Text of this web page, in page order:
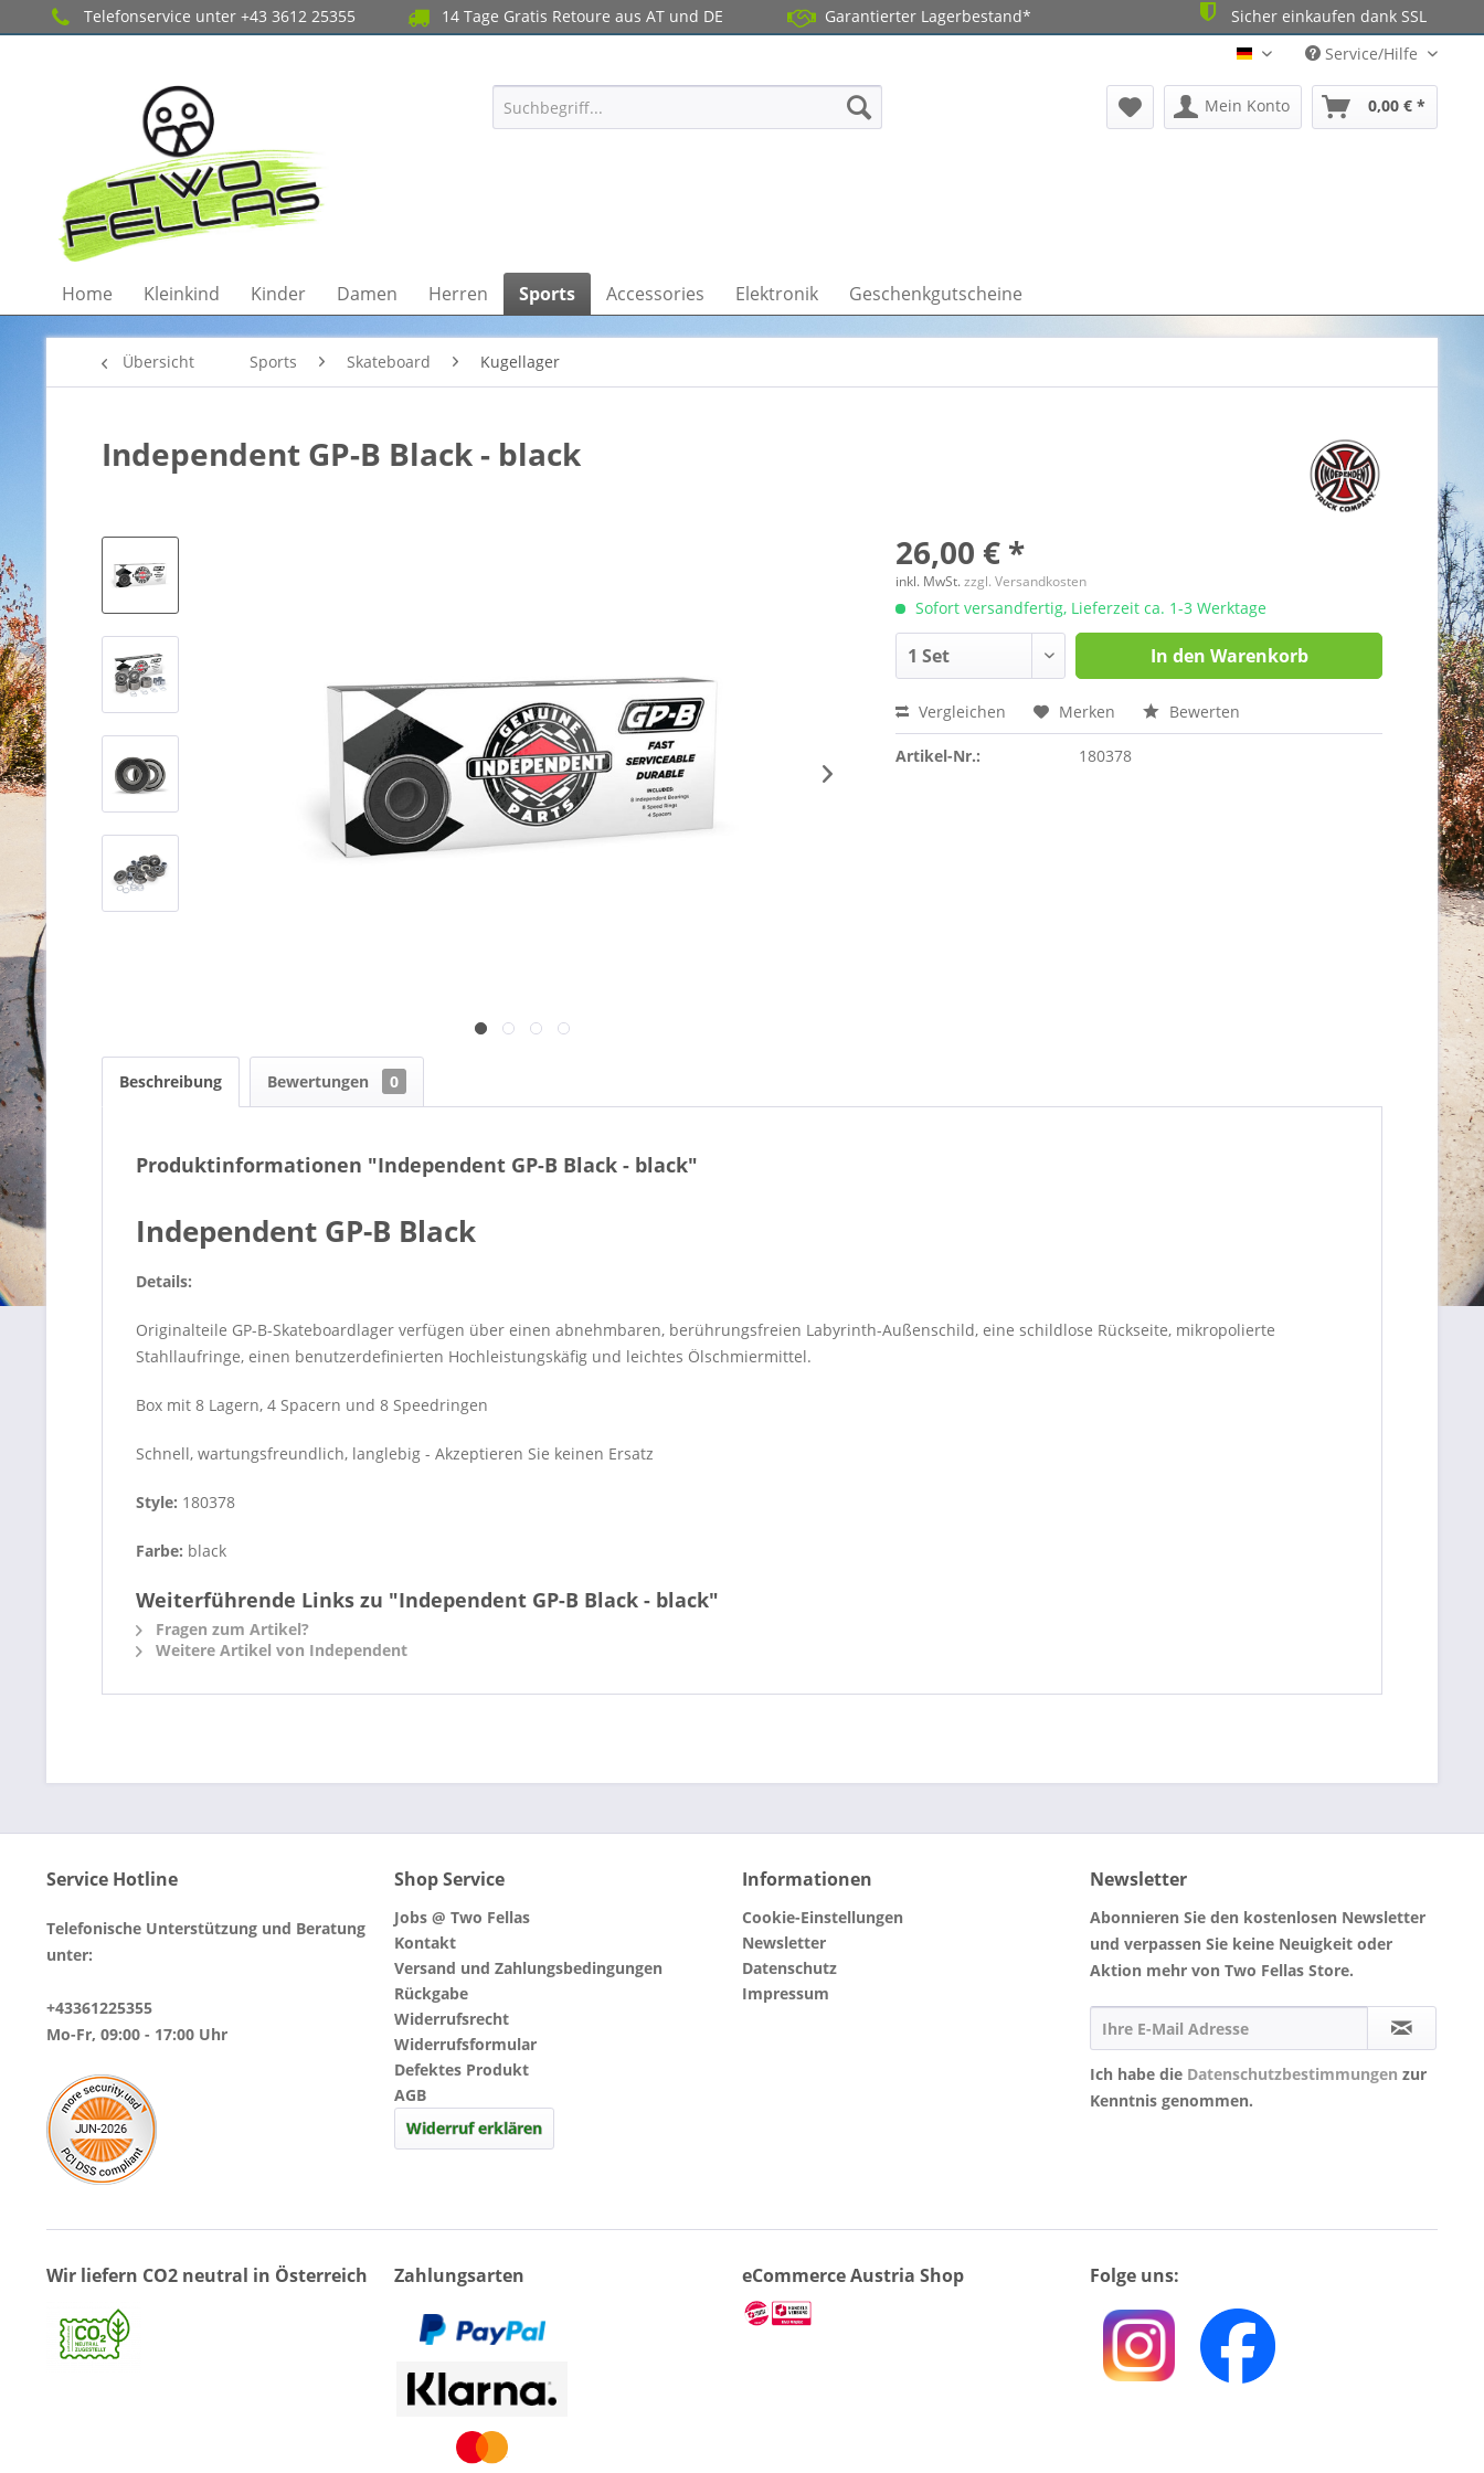
Telefonservice unter +43 3612 25355 14 Tage Gratis Retoure aus AT und DE Garantierter Lagerbestand* Sicher einkaufen dank SSL
DE Service/Hilfe
Mein Konto 0,00 € *
Home Kleinkind Kinder Damen Herren Sports Accessories Elektronik Geschenkgutscheine
Übersicht Sports Skateboard Kugellager
Independent GP-B Black - black
26,00 € *
inkl. MwSt.zzgl. Versandkosten
Sofort versandfertig, Lieferzeit ca. 1-3 Werktage
In den Warenkorb
Vergleichen Merken Bewerten
Artikel-Nr.: 180378
Beschreibung Bewertungen 0
Produktinformationen "Independent GP-B Black - black"
Independent GP-B Black
Details:
Originalteile GP-B-Skateboardlager verfügen über einen abnehmbaren, berührungsfreien Labyrinth-Außenschild, eine schildlose Rückseite, mikropolierte
Stahllaufringe, einen benutzerdefinierten Hochleistungskäfig und leichtes Ölschmiermittel.
Box mit 8 Lagern, 4 Spacern und 8 Speedringen
Schnell, wartungsfreundlich, langlebig - Akzeptieren Sie keinen Ersatz
Style: 180378
Farbe: black
Weiterführende Links zu "Independent GP-B Black - black"
Fragen zum Artikel?
Weitere Artikel von Independent
Service Hotline
Telefonische Unterstützung und Beratung
unter:
+43361225355
Mo-Fr, 09:00 - 17:00 Uhr
Shop Service
Jobs @ Two Fellas
Kontakt
Versand und Zahlungsbedingungen
Rückgabe
Widerrufsrecht
Widerrufsformular
Defektes Produkt
AGB
Widerruf erklären
Informationen
Cookie-Einstellungen
Newsletter
Datenschutz
Impressum
Newsletter
Abonnieren Sie den kostenlosen Newsletter
und verpassen Sie keine Neuigkeit oder
Aktion mehr von Two Fellas Store.
Ich habe die Datenschutzbestimmungen zur
Kenntnis genommen.
Wir liefern CO2 neutral in Österreich Zahlungsarten eCommerce Austria Shop Folge uns: